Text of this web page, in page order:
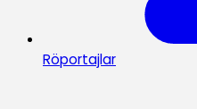
Röportajlar